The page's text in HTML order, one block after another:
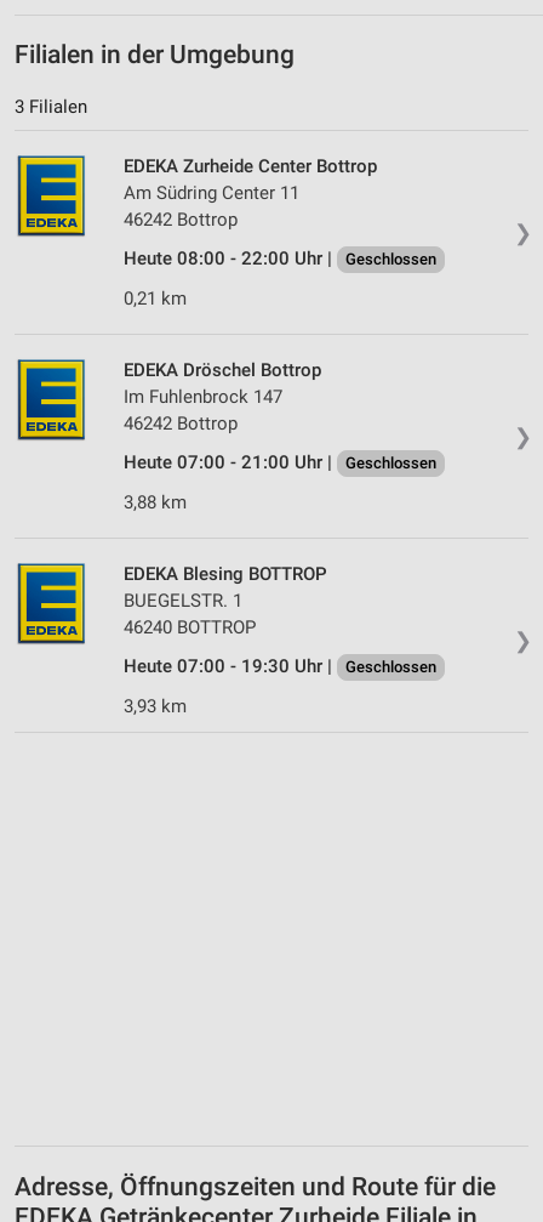
Filialen in der Umgebung
3 Filialen
❯
EDEKA Zurheide Center Bottrop
Am Südring Center 11
46242 Bottrop
Heute 08:00 - 22:00 Uhr |
Geschlossen
0,21 km
❯
EDEKA Dröschel Bottrop
Im Fuhlenbrock 147
46242 Bottrop
Heute 07:00 - 21:00 Uhr |
Geschlossen
3,88 km
❯
EDEKA Blesing BOTTROP
BUEGELSTR. 1
46240 BOTTROP
Heute 07:00 - 19:30 Uhr |
Geschlossen
3,93 km
Adresse, Öffnungszeiten und Route für die